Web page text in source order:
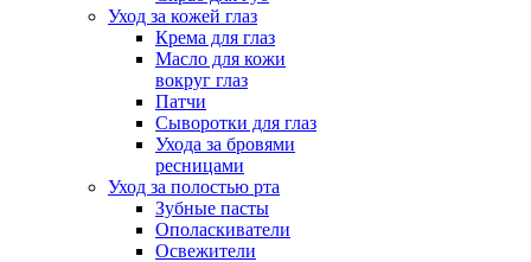
Уход за кожей глаз
Крема для глаз
Масло для кожи
вокруг глаз
Патчи
Сыворотки для глаз
Ухода за бровями
ресницами
Уход за полостью рта
Зубные пасты
Ополаскиватели
Освежители